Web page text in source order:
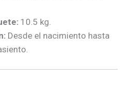
10.5 kg.
Desde el nacimiento hasta